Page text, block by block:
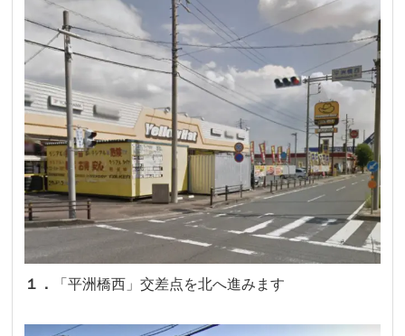
１． 「平洲橋西」交差点を北へ進みます